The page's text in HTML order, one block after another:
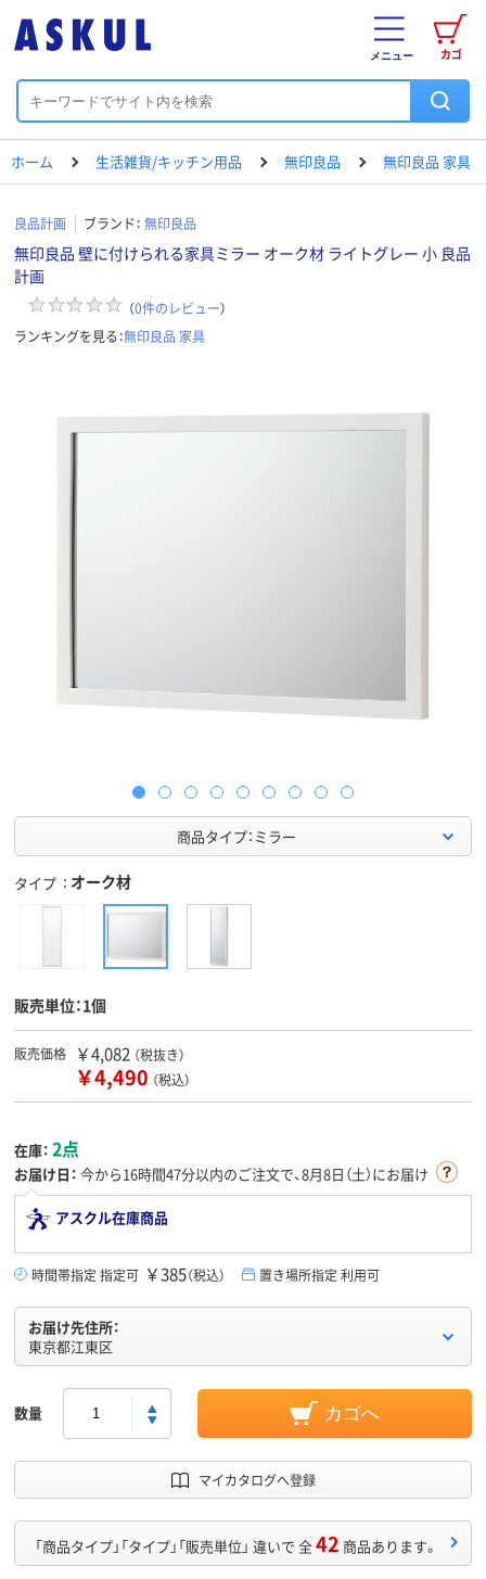
カゴ
メニュー
ホーム 生活雑貨/キッチン用品 無印良品 無印良品 家具
良品計画 ブランド： 無印良品
無印良品 壁に付けられる家具ミラー オーク材 ライトグレー 小 良品
計画
（0件のレビュー）
ランキングを見る：無印良品 家具
商品タイプ：ミラー
タイプ オーク材
販売単位：1個
販売価格 ￥4,082 （税抜き）
￥4,490 （税込）
在庫： 2点
お届け日： 今から16時間47分以内のご注文で、8月8日（土）にお届け
アスクル在庫商品
時間帯指定 指定可 ￥385（税込） 置き場所指定 利用可
お届け先住所：
東京都江東区
数量 カゴへ
マイカタログへ登録
「商品タイプ」「タイプ」「販売単位」 違いで 全42 商品あります。